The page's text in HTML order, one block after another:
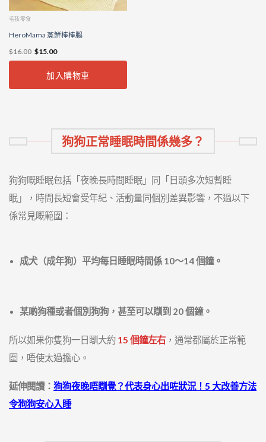
毛孩零食
HeroMama 蒸鮮棒棒腿
$16.00 $15.00
加入購物車
狗狗正常睡眠時間係幾多？
狗狗嘅睡眠包括「夜晚長時間睡眠」同「日頭多次短暫睡
眠」，時間長短會受年紀、活動量同個別差異影響，不過以下
係常見嘅範圍：
成犬（成年狗）平均每日睡眠時間係 10～14 個鐘。
某啲狗種或者個別狗狗，甚至可以瞓到 20 個鐘。
所以如果你隻狗一日瞓大約 15 個鐘左右 ，通常都屬於正常範
圍，唔使太過擔心。
延伸閱讀： 狗狗夜晚唔瞓覺？代表身心出咗狀況！5 大改善方法
令狗狗安心入睡